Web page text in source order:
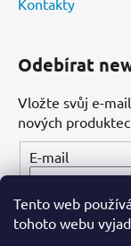
Tento web
tohoto webu
Odebírat
Vložte svůj e-
nových
E-mail
PŘIHLÁSIT